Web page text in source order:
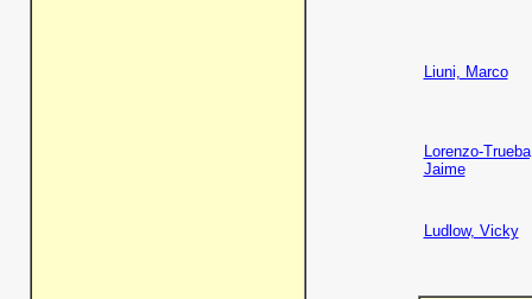
Liuni, Marco
Lorenzo-
Jaime
Ludlow, Vicky